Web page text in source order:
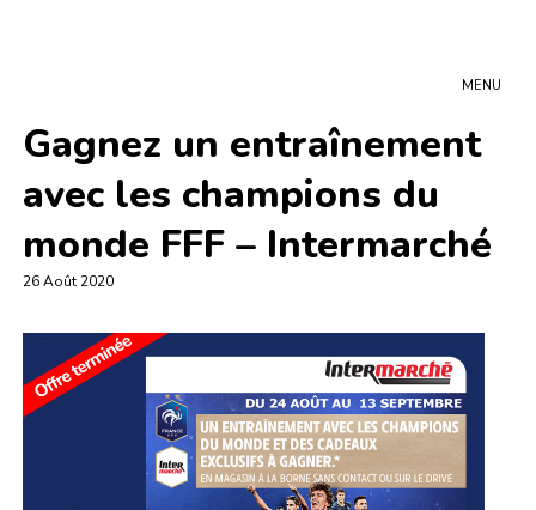
MENU
Gagnez un entraînement
avec les champions du
monde FFF – Intermarché
26 Août 2020